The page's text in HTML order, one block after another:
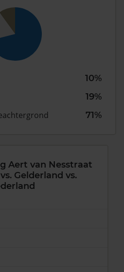
10%
19%
71%
Aert van Nesstraat
Gelderland vs.